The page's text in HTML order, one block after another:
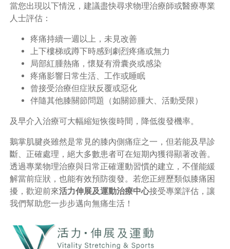
當您出現以下情況，建議盡快尋求物理治療師或醫療專業
人士評估：
疼痛持續一週以上，未見改善
上下樓梯或蹲下時感到劇烈疼痛或無力
局部紅腫熱痛，懷疑有滑囊炎或感染
疼痛影響日常生活、工作或睡眠
曾接受治療但症狀反覆或惡化
伴隨其他膝關節問題（如關節腫大、活動受限）
及早介入治療可大幅縮短恢復時間，降低復發機率。
鵝掌肌腱炎雖然是常見的膝內側痛症之一，但若能及早診
斷、正確處理，絕大多數患者可在短期內獲得顯著改善。
透過專業物理治療與日常正確運動習慣的建立，不僅能緩
解當前症狀，也能有效預防復發。若您正經歷類似膝痛困
擾，歡迎前來活力伸展及運動治療中心接受專業評估，讓
我們幫助您一步步邁向無痛生活！